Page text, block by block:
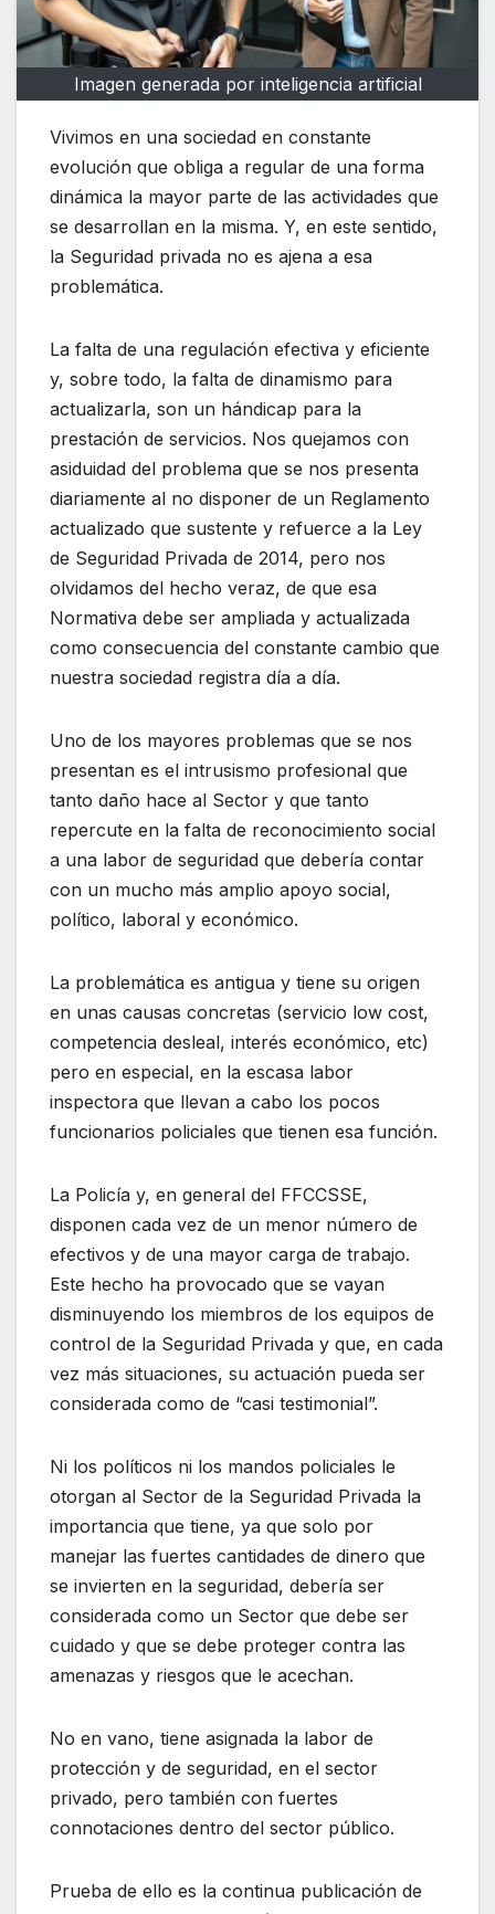
Imagen generada por inteligencia artificial
Vivimos en una sociedad en constante
evolución que obliga a regular de una forma
dinámica la mayor parte de las actividades que
se desarrollan en la misma. Y, en este sentido,
la Seguridad privada no es ajena a esa
problemática.
La falta de una regulación efectiva y eficiente
y, sobre todo, la falta de dinamismo para
actualizarla, son un hándicap para la
prestación de servicios. Nos quejamos con
asiduidad del problema que se nos presenta
diariamente al no disponer de un Reglamento
actualizado que sustente y refuerce a la Ley
de Seguridad Privada de 2014, pero nos
olvidamos del hecho veraz, de que esa
Normativa debe ser ampliada y actualizada
como consecuencia del constante cambio que
nuestra sociedad registra día a día.
Uno de los mayores problemas que se nos
presentan es el intrusismo profesional que
tanto daño hace al Sector y que tanto
repercute en la falta de reconocimiento social
a una labor de seguridad que debería contar
con un mucho más amplio apoyo social,
político, laboral y económico.
La problemática es antigua y tiene su origen
en unas causas concretas (servicio low cost,
competencia desleal, interés económico, etc)
pero en especial, en la escasa labor
inspectora que llevan a cabo los pocos
funcionarios policiales que tienen esa función.
La Policía y, en general del FFCCSSE,
disponen cada vez de un menor número de
efectivos y de una mayor carga de trabajo.
Este hecho ha provocado que se vayan
disminuyendo los miembros de los equipos de
control de la Seguridad Privada y que, en cada
vez más situaciones, su actuación pueda ser
considerada como de “casi testimonial”.
Ni los políticos ni los mandos policiales le
otorgan al Sector de la Seguridad Privada la
importancia que tiene, ya que solo por
manejar las fuertes cantidades de dinero que
se invierten en la seguridad, debería ser
considerada como un Sector que debe ser
cuidado y que se debe proteger contra las
amenazas y riesgos que le acechan.
No en vano, tiene asignada la labor de
protección y de seguridad, en el sector
privado, pero también con fuertes
connotaciones dentro del sector público.
Prueba de ello es la continua publicación de